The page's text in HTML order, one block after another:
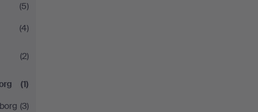
(5)
(4)
(2)
(1)
(3)